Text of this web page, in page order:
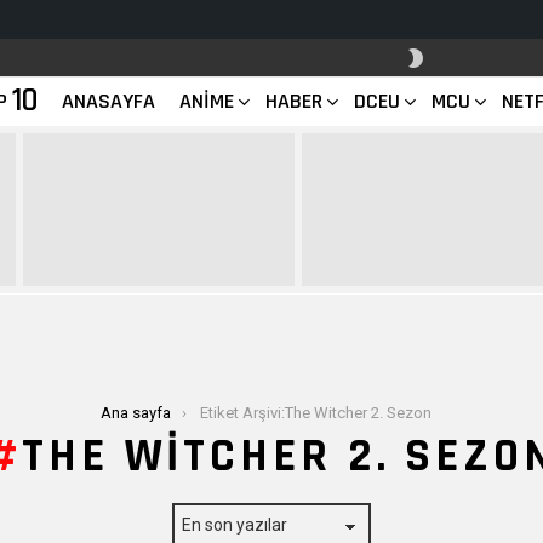
ANAHTARI
10 ANASAYFA ANIME HABER DCEU MCU
Ana sayfa Etiket Arşivi:The Witcher 2. Sezon
THE WITCHER 2.